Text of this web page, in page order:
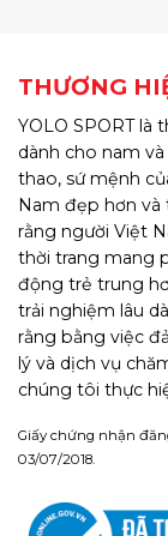
THƯƠNG
YOLO SPORT
dành cho nam
thao, sứ mệnh
Nam đẹp hơn và
rằng người Việt
thời trang mang
động trẻ trung
trải nghiệm lâu
rằng bằng việc
lý và dịch vụ
chúng tôi thực
Giấy chứng nhận
03/07/2018.